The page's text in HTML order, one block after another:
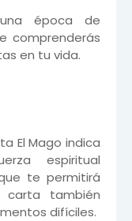
época de
comprenderás
en tu vida.
El Mago indica
espiritual
te permitirá
carta también
difíciles.